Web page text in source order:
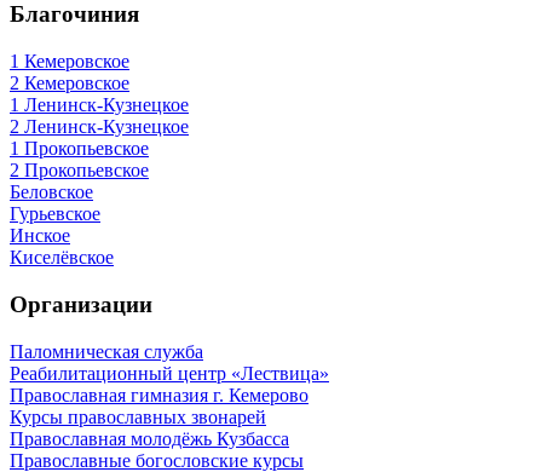
Благочиния
1 Кемеровское
2 Кемеровское
1 Ленинск-Кузнецкое
2 Ленинск-Кузнецкое
1 Прокопьевское
2 Прокопьевское
Беловское
Гурьевское
Инское
Киселёвское
Организации
Паломническая служба
Реабилитационный центр «Лествица»
Православная гимназия г. Кемерово
Курсы православных звонарей
Православная молодёжь Кузбасса
Православные богословские курсы